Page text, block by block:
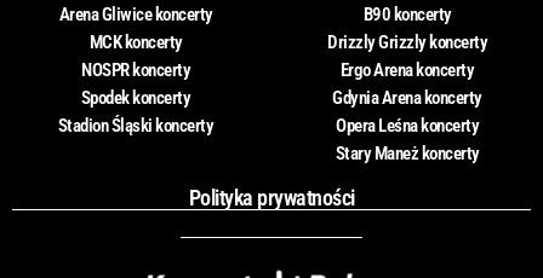
Arena Gliwice koncerty
MCK koncerty
NOSPR koncerty
Spodek koncerty
Stadion Śląski koncerty
B90 koncerty
Drizzly Grizzly koncerty
Ergo Arena koncerty
Gdynia Arena koncerty
Opera Leśna koncerty
Stary Maneż koncerty
Polityka prywatności